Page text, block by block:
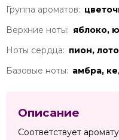
Группа ароматов:
Верхние ноты: яблоко,
Ноты сердца: пион,
Базовые ноты: амбра,
Описание
Соответствует